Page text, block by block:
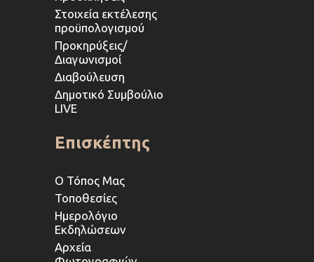
Στοιχεία εκτέλεσης
προϋπολογισμού
Προκηρύξεις/
Διαγωνισμοί
Διαβούλευση
Δημοτικό Συμβούλιο
LIVE
Επισκέπτης
Ο Τόπος Μας
Τοποθεσίες
Ημερολόγιο
Εκδηλώσεων
Αρχεία